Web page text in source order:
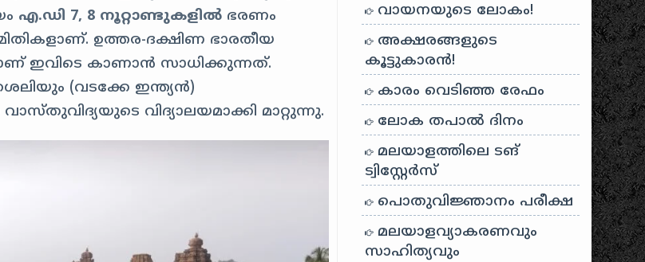
എ.ഡി 7, 8 നൂറ്റാണ്ടുകളിൽ ഭരണം
ഉത്തര-ദക്ഷിണ ഭാരതീയ
ഇവിടെ കാണാൻ സാധിക്കുന്നത്.
(വടക്കേ ഇന്ത്യൻ)
വിദ്യാലയമാക്കി മാറ്റുന്നു.
വായനയുടെ ലോകം!
അക്ഷരങ്ങളുടെ
കൂട്ടുകാരൻ!
കാരം വെടിഞ്ഞ രേഫം
ലോക തപാൽ ദിനം
മലയാളത്തിലെ ടങ്
ട്വിസ്റ്റേർസ്
പൊതുവിജ്ഞാനം പരീക്ഷ
മലയാളവ്യാകരണവും
സാഹിത്യവും